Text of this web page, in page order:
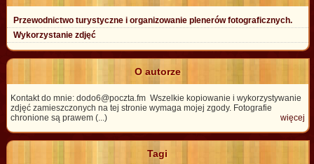
Przewodnictwo turystyczne i organizowanie plenerów fotograficznych.
Wykorzystanie zdjęć
O autorze
Kontakt do mnie: dodo6@poczta.fm Wszelkie kopiowanie i wykorzystywanie
zdjęć zamieszczonych na tej stronie wymaga mojej zgody. Fotografie
chronione są prawem (...)
więcej
Tagi